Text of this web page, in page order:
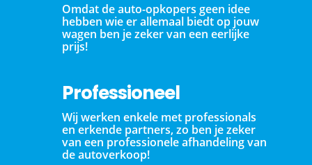
Omdat de auto-opkopers geen idee
hebben wie er allemaal biedt op jouw
wagen ben je zeker van een eerlijke
prijs!
Professioneel
Wij werken enkele met professionals
en erkende partners, zo ben je zeker
van een professionele afhandeling van
de autoverkoop!